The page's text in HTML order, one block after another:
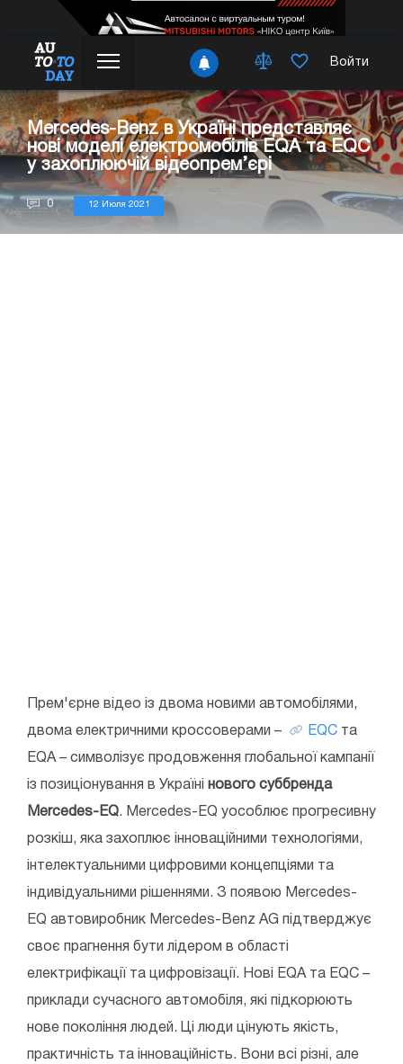
Войти
Mercedes-Benz в Україні представляє
нові моделі електромобілів EQA та EQC
у захоплюючій відеопрем’єрі
0 12 Июля 2021
Прем'єрне відео із двома новими автомобілями,
двома електричними кроссоверами – EQC та
EQA – символізує продовження глобальної кампанії
із позиціонування в Україні нового суббренда
Mercedes-EQ. Mercedes-EQ уособлює прогресивну
розкіш, яка захоплює інноваційними технологіями,
інтелектуальними цифровими концепціями та
індивідуальними рішеннями. З появою Mercedes-
EQ автовиробник Mercedes-Benz AG підтверджує
своє прагнення бути лідером в області
електрифікації та цифровізації. Нові EQA та EQC –
приклади сучасного автомобіля, які підкорюють
нове покоління людей. Ці люди цінують якість,
практичність та інноваційність. Вони всі різні, але